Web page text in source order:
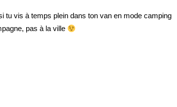
tu vis à temps plein dans ton van en mode camping
pas à la ville